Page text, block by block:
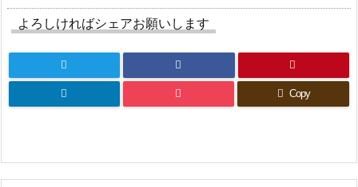
よろしければシェアお願いします
Copy